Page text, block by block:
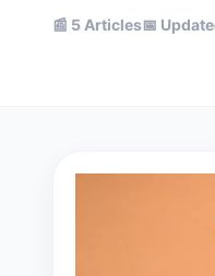
📰 5 Articles📅